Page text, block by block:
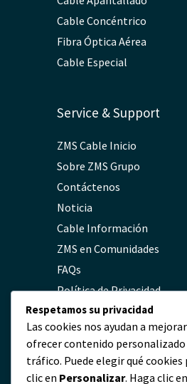
Cable Concéntrico
Fibra Óptica Aérea
Cable Especial
Service & Support
ZMS Cable Inicio
Sobre ZMS Grupo
Contáctenos
Noticia
Cable Información
ZMS en Comunidades
FAQs
Política de Privacidad
Contacto
Respetamos su privacidad
Las cookies nos ayudan a
ofrecer contenido
tráfico. Puede elegir qué
clic en Personalizar. Haga clic en